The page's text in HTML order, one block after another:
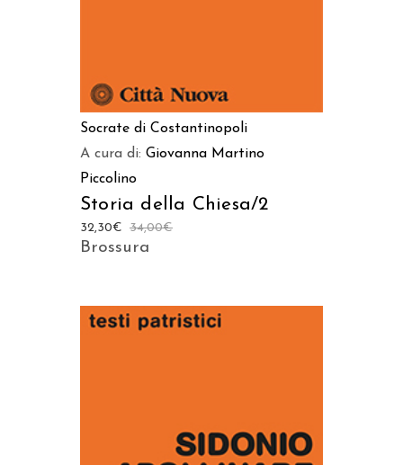
Socrate di Costantinopoli
A cura di: Giovanna Martino
Piccolino
Storia della Chiesa/2
34,00€
32,30€
Brossura